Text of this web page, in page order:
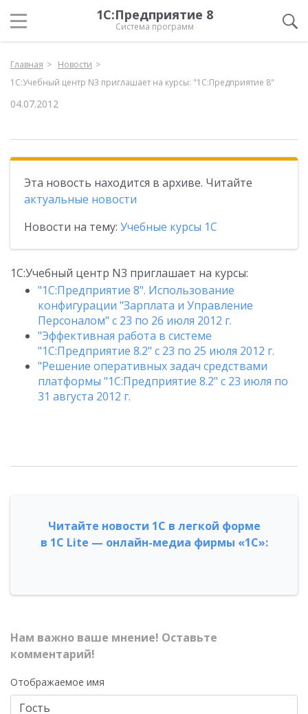
1С:Предприятие 8
Система программ
Главная
Новости
1С:Учебный центр N3 приглашает на курсы: "1С:Предприятие 8"
04.07.2012
Эта новость находится в архиве. Читайте
актуальные новости
Новости на тему: Учебные курсы 1С
1С:Учебный центр N3 приглашает на курсы:
"1С:Предприятие 8". Использование
конфигурации "Зарплата и Управление
Персоналом" с 23 по 26 июля 2012 г.
"Эффективная работа в системе
"1С:Предприятие 8.2" с 23 по 25 июля 2012 г.
"Решение оперативных задач средствами
платформы "1С:Предприятие 8.2" с 23 июля по
31 августа 2012 г.
Читайте новости 1С в легкой форме
в 1С Lite — онлайн-медиа фирмы «1С»:
Нам важно ваше мнение! Оставьте
комментарий!
Отображаемое имя